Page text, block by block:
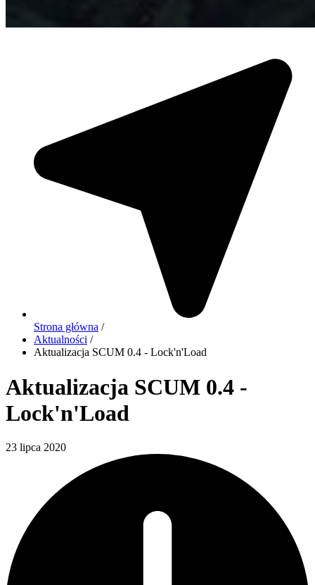
Strona główna /
Aktualności /
Aktualizacja SCUM 0.4 - Lock'n'Load
Aktualizacja SCUM 0.4 -
Lock'n'Load
23 lipca 2020